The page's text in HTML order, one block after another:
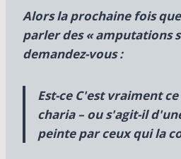
Alors la prochaine fois
parler des « amputations
demandez-vous :
Est-ce C'est vraiment
charia – ou s'agit-il
peinte par ceux qui la